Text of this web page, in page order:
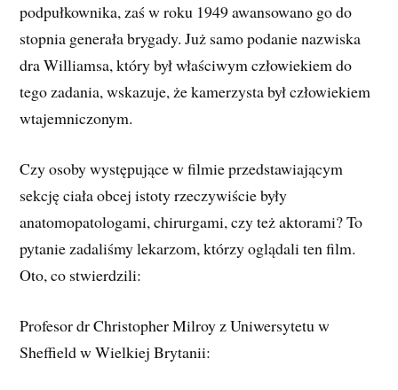
podpułkownika, zaś w roku 1949 awansowano go do
stopnia generała brygady. Już samo podanie nazwiska
dra Williamsa, który był właściwym człowiekiem do
tego zadania, wskazuje, że kamerzysta był człowiekiem
wtajemniczonym.
Czy osoby występujące w filmie przedstawiającym
sekcję ciała obcej istoty rzeczywiście były
anatomopatologami, chirurgami, czy też aktorami? To
pytanie zadaliśmy lekarzom, którzy oglądali ten film.
Oto, co stwierdzili:
Profesor dr Christopher Milroy z Uniwersytetu w
Sheffield w Wielkiej Brytanii: